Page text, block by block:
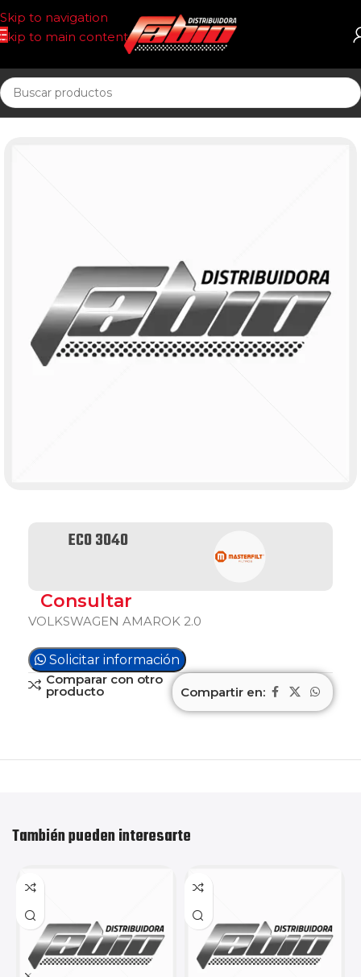
Skip to navigation
Skip to main content
Inicio ECOLOGICOS
ECO 3040
Consultar
VOLKSWAGEN AMAROK 2.0
Solicitar información
Comparar con otro
producto Compartir en:
También pueden interesarte